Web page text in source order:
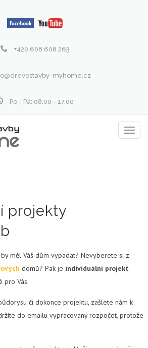
+420 608 608 263
myhome.cz
Po - Pá: 08.00 - 17.00
menu
projekty
měl Váš dům vypadat? Nevyberete si z
domů? Pak je individuální projekt
pro Vás.
či dokonce projektu, zašlete nám k
do emailu vypracovaný rozpočet, protože